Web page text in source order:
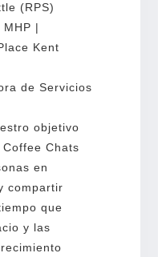
(RPS)
MHP |
Kent
de Servicios
objetivo
Chats
en
compartir
que
y las